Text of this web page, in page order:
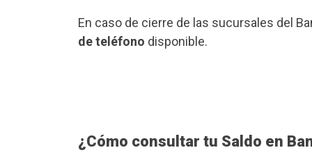
En caso de cierre de las sucursales del
de teléfono disponible.
¿Cómo consultar tu Saldo en